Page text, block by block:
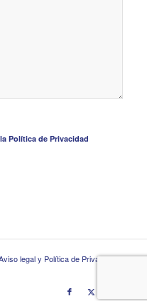
Política de Privacidad
legal y Política de Privacidad|